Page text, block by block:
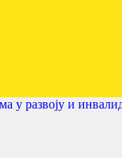
у развоју и